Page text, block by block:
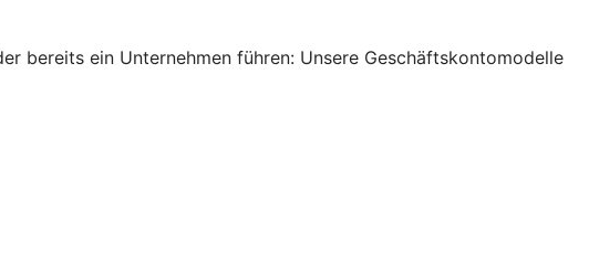
bereits ein Unternehmen führen: Unsere Geschäftskontomodelle